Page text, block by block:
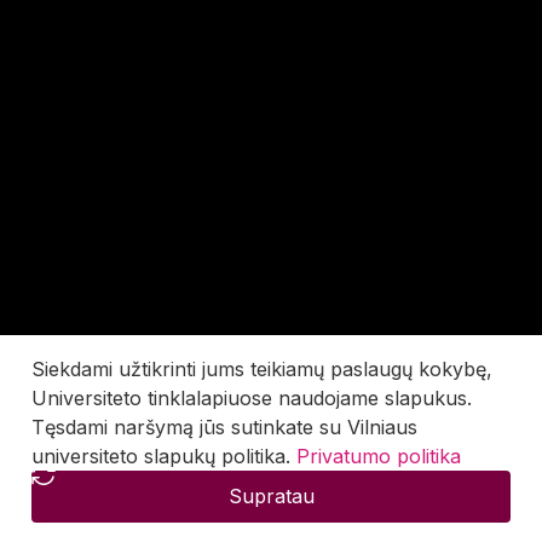
Siekdami užtikrinti jums teikiamų paslaugų kokybę,
Universiteto tinklalapiuose naudojame slapukus.
Tęsdami naršymą jūs sutinkate su Vilniaus
universiteto slapukų politika. Privatumo politika
Supratau